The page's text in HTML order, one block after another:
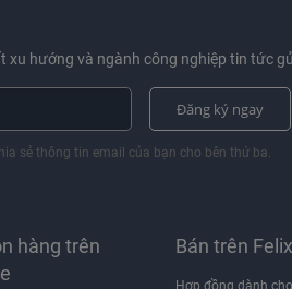
xu hướng và ngành công nghiệp tin tức
Đăng ký ngay
sẻ thông tin email của bạn cho bên thứ ba.
hàng trên
Bán trên